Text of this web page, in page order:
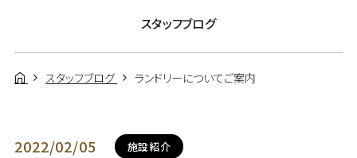
スタッフブログ
スタッフブログ ランドリーについてご案内
2022/02/05 施設紹介